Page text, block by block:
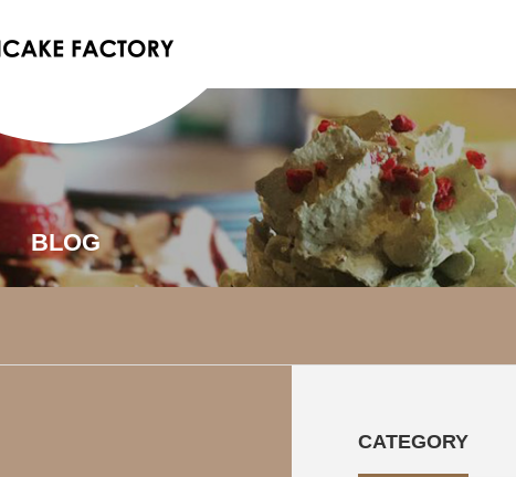
BLOG
CATEGORY